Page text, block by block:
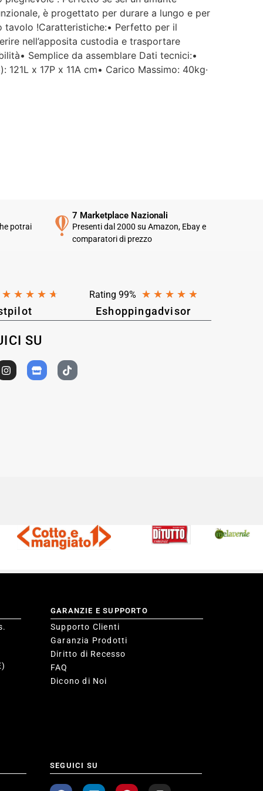
è progettato per durare a lungo e per
!Caratteristiche:• Perfetto per il
nell’apposita custodia e trasportare
Semplice da assemblare Dati tecnici:•
x 17P x 11A cm• Carico Massimo: 40kg·
potrai
7 Marketplace Nazionali
Presenti dal 2000 su Amazon, Ebay e
comparatori di prezzo
★ ★ ★ ★ ★ Rating 99% ★ ★ ★ ★ ★
Eshoppingadvisor
SU
GARANZIE E SUPPORTO
Supporto Clienti
Garanzia Prodotti
Diritto di Recesso
FAQ
Dicono di Noi
SEGUICI SU